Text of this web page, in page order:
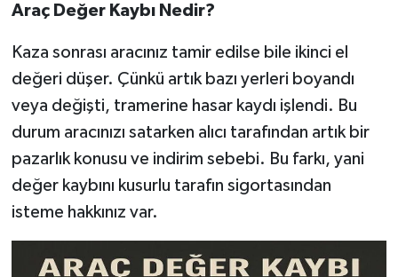
Araç Değer Kaybı Nedir?
Kaza sonrası aracınız tamir edilse bile ikinci el
değeri düşer. Çünkü artık bazı yerleri boyandı
veya değişti, tramerine hasar kaydı işlendi. Bu
durum aracınızı satarken alıcı tarafından artık bir
pazarlık konusu ve indirim sebebi. Bu farkı, yani
değer kaybını kusurlu tarafın sigortasından
isteme hakkınız var.